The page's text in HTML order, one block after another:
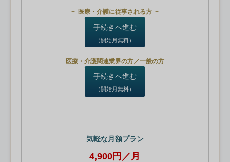
医療・介護に従事される方
手続きへ進む
（開始月無料）
医療・介護関連業界の方／一般の方
手続きへ進む
（開始月無料）
気軽な月額プラン
4,900円／月